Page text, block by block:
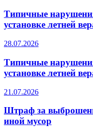
Типичные
установке летней
28.07.2026
Типичные
установке летней
21.07.2026
Штраф за
иной мусор